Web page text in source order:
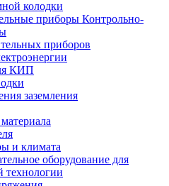
колодки
Контрольно-
приборов
КИП
заземления
и климата
оборудование для
технологии